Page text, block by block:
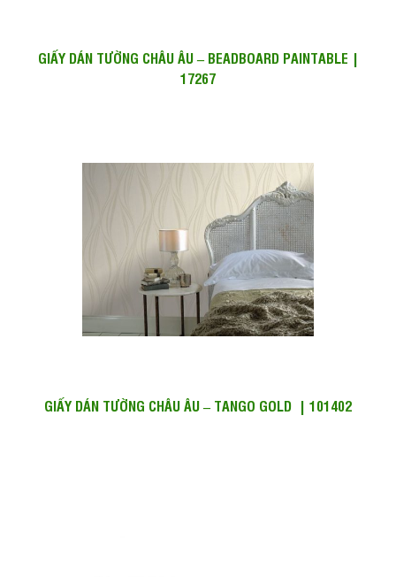
GIẤY DÁN TƯỜNG CHÂU ÂU – BEADBOARD PAINTABLE |
17267
GIẤY DÁN TƯỜNG CHÂU ÂU – TANGO GOLD | 101402